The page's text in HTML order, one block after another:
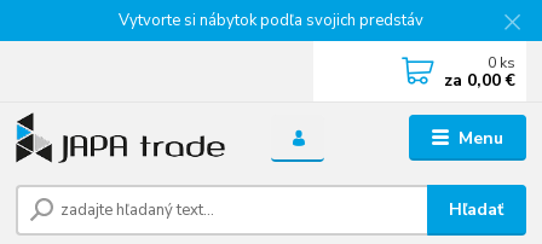
Vytvorte si nábytok podľa svojich predstáv
Menu
Hľadať
0 ks
za 0,00 €